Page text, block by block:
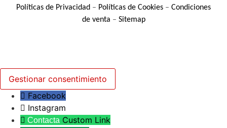
Políticas de Privacidad – Políticas de Cookies – Condiciones
de venta – Sitemap
Gestionar consentimiento
Facebook
Instagram
Custom Link